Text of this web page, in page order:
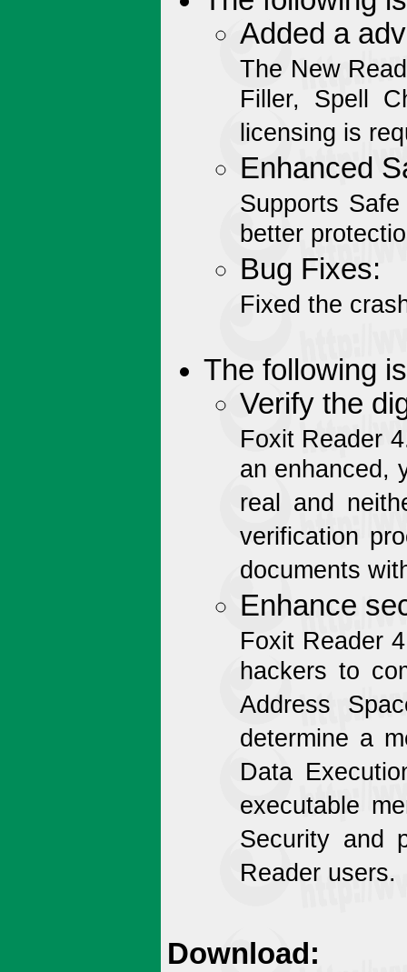
Added a
The New
Filler, Spell
licensing is
Enhanced
Supports
better
Bug Fixes:
Fixed the
The following
Verify the
Foxit Reader
an enhanced,
real and
verification
documents
Enhance
Foxit Reader
hackers to
Address
determine a
Data
executable
Security and
Reader users.
Download: